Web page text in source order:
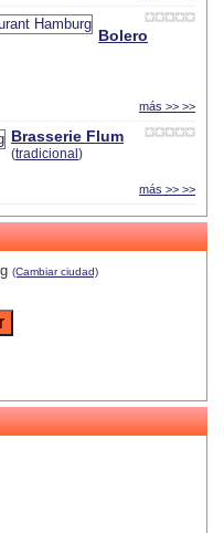
Bolero
más >> >>
Brasserie Flum
(tradicional )
más >> >>
(Cambiar ciudad)